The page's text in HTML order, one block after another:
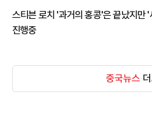
스티븐 로치 '과거의 홍콩'은 끝났지만
진행중
중국뉴스